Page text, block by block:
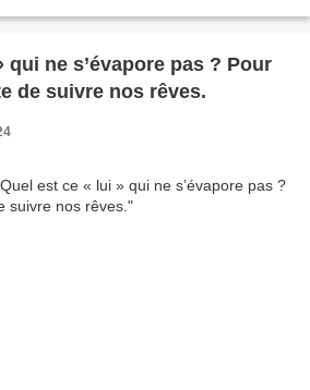
qui ne s’évapore pas ? Pour
de suivre nos rêves.